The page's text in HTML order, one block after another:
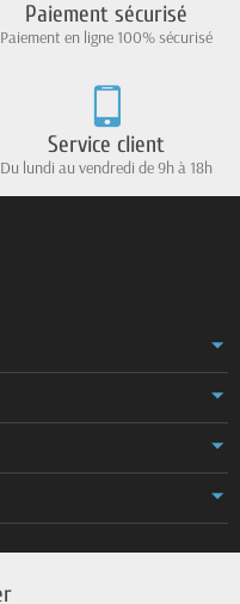
Paiement sécurisé
Paiement en ligne 100% sécurisé
Service client
Du lundi au vendredi de 9h à 18h